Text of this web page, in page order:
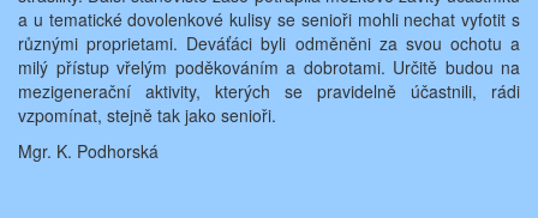
a u tematické dovolenkové kulisy se senioři mohli nechat vyfotit s
různými proprietami. Deváťáci byli odměněni za svou ochotu a
milý přístup vřelým poděkováním a dobrotami. Určitě budou na
mezigenerační aktivity, kterých se pravidelně účastnili, rádi
vzpomínat, stejně tak jako senioři.
Mgr. K. Podhorská